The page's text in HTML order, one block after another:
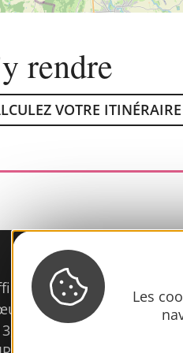
Les
rendre
VOTRE ITINÉRAIRE
de Tourisme
d’Astarac en Gascogne
rue de l'Evêché - 32300